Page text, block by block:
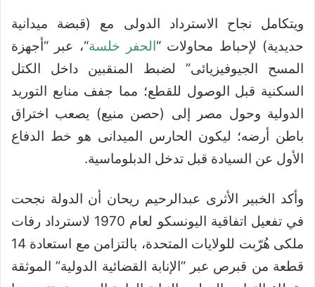
ويتكامل نجاح الاسترداد الدولى مع (قبضة ميدانية
حديدية) لإحباط محاولات “الحفر خلسة“، عبر “أجهزة
المسح الجيوفيزيائى” لضبط المنقبين داخل الكتل
السكنية قبل الوصول للقطع؛ مما جفف منابع التوريد
الدولية وحول مصر إلى (حصن منيع) يصعب اختراق
باطن أرضه؛ ليكون الحارس الميدانى هو خط الدفاع
الأول عن السيادة قبل تدخل الدبلوماسية.
وأكد الخبير الأثرى عبدالرحيم ريحان أن الدولة نجحت
في تفعيل اتفاقية اليونسكو لعام 1970 لاسترداد رفات
ملكى هُرّبت للولايات المتحدة، بالتزامن مع استعادة 14
قطعة من قبرص عبر “الإنابة القضائية الدولية” الموثقة